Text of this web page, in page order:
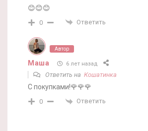
😊😊😊
0 Ответить
Автор
Маша 6 лет назад
Ответить на Кошатинка
С покупками!🌹🌹🌹
0 Ответить